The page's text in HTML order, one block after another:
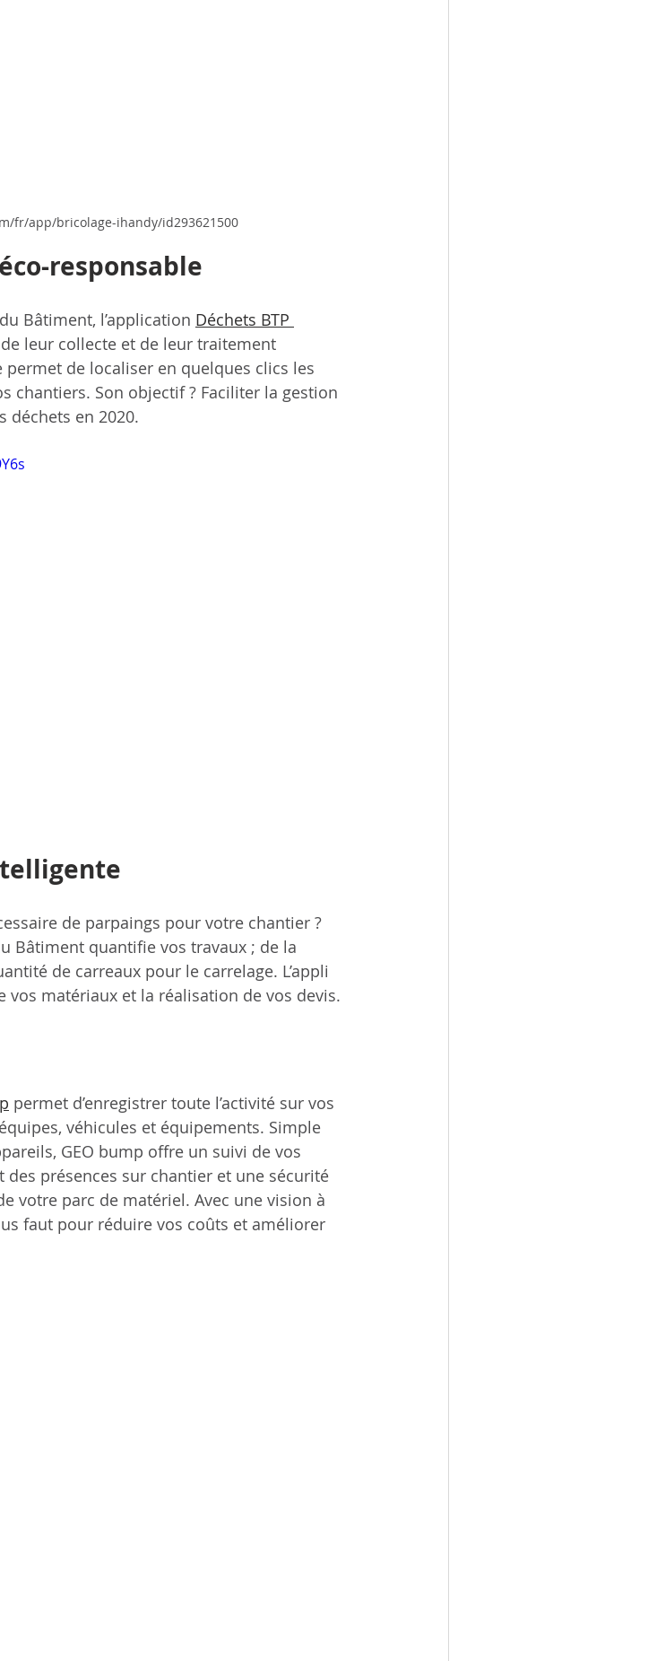
fr/app/bricolage-ihandy/id293621500
responsable
Bâtiment, l’application Déchets BTP
leur collecte et de leur traitement
de localiser en quelques clics les
chantiers. Son objectif ? Faciliter la gestion
déchets en 2020.
de parpaings pour votre chantier ?
Bâtiment quantifie vos travaux ; de la
de carreaux pour le carrelage. L’appli
matériaux et la réalisation de vos devis.
permet d’enregistrer toute l’activité sur vos
véhicules et équipements. Simple
GEO bump offre un suivi de vos
des présences sur chantier et une sécurité
votre parc de matériel. Avec une vision à
faut pour réduire vos coûts et améliorer